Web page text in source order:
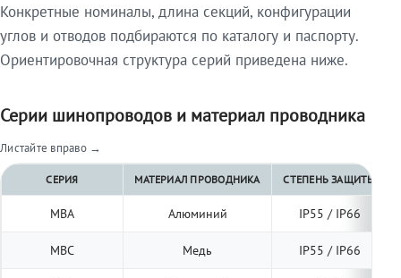
Конкретные номиналы, длина секций, конфигурации
углов и отводов подбираются по каталогу и паспорту.
Ориентировочная структура серий приведена ниже.
Серии шинопроводов и материал проводника
Листайте вправо →
СЕРИЯ МАТЕРИАЛ ПРОВОДНИКА СТЕПЕНЬ ЗАЩИТЫ
МВА Алюминий IP55 / IP66
МВС Медь IP55 / IP66